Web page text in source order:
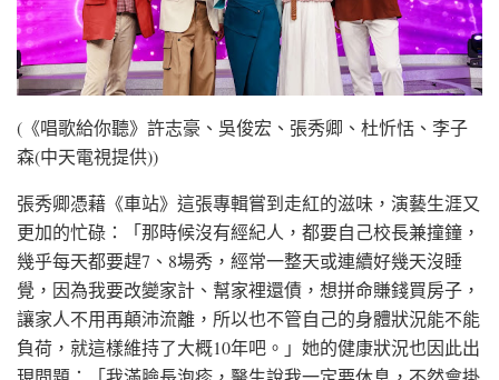
(《唱歌給你聽》許志豪、吳俊宏、張秀卿、杜忻恬、李子
森(中天電視提供))
張秀卿憑藉《車站》這張專輯嘗到走紅的滋味，演藝生涯又
更加的忙碌：「那時候沒有經紀人，都要自己校長兼撞鐘，
幾乎每天都要趕7、8場秀，經常一整天或連續好幾天沒睡
覺，因為我要改變家計、幫家裡還債，想拼命賺錢買房子，
讓家人不用再顛沛流離，所以也不管自己的身體狀況能不能
負荷，就這樣維持了大概10年吧。」她的健康狀況也因此出